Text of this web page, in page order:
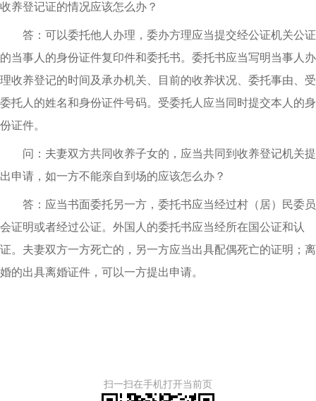
收养登记证的情况应该怎么办？
答：可以委托他人办理，委办方理应当提交经公证机关公证
的当事人的身份证件复印件和委托书。委托书应当写明当事人办
理收养登记的时间及承办机关、目前的收养状况、委托事由、受
委托人的姓名和身份证件号码。受委托人应当同时提交本人的身
份证件。
问：夫妻双方共同收养子女的，应当共同到收养登记机关提
出申请，如一方不能亲自到场的应该怎么办？
答：应当书面委托另一方，委托书应当经过村（居）民委员
会证明或者经过公证。外国人的委托书应当经所在国公证和认
证。夫妻双方一方死亡的，另一方应当出具配偶死亡的证明；离
婚的出具离婚证件，可以一方提出申请。
扫一扫在手机打开当前页